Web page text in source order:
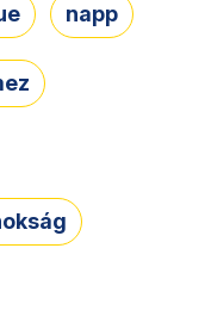
napp